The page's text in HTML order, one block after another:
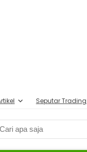
Seputar Trading